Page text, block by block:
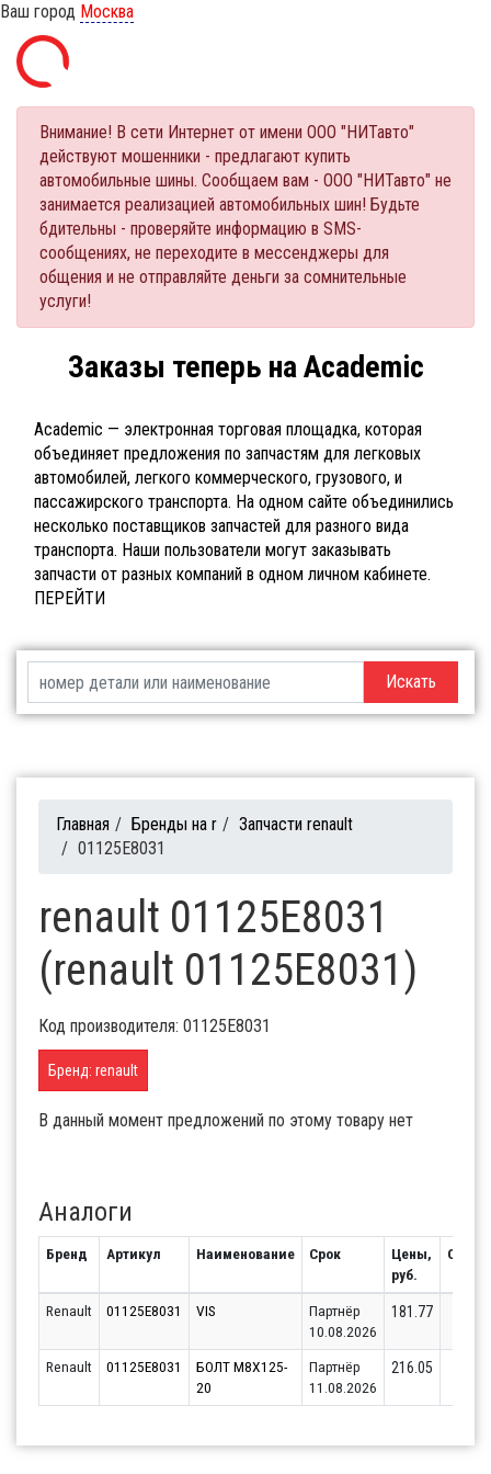
Ваш город Москва
Внимание! В сети Интернет от имени ООО "НИТавто"
действуют мошенники - предлагают купить
автомобильные шины. Сообщаем вам - ООО "НИТавто" не
занимается реализацией автомобильных шин! Будьте
бдительны - проверяйте информацию в SMS-
сообщениях, не переходите в мессенджеры для
общения и не отправляйте деньги за сомнительные
услуги!
Заказы теперь на Academic
Academic — электронная торговая площадка, которая
объединяет предложения по запчастям для легковых
автомобилей, легкого коммерческого, грузового, и
пассажирского транспорта. На одном сайте объединились
несколько поставщиков запчастей для разного вида
транспорта. Наши пользователи могут заказывать
запчасти от разных компаний в одном личном кабинете.
ПЕРЕЙТИ
Искать
Главная / Бренды на r / Запчасти renault
/ 01125E8031
renault 01125E8031
(renault 01125E8031)
Код производителя: 01125E8031
Бренд: renault
В данный момент предложений по этому товару нет
Аналоги
Бренд Артикул Наименование Срок
Цены,
руб.
Renault 01125E8031 VIS
Партнёр
10.08.2026
181.77
Renault 01125E8031
БОЛТ M8X125-
20
Партнёр
11.08.2026
216.05